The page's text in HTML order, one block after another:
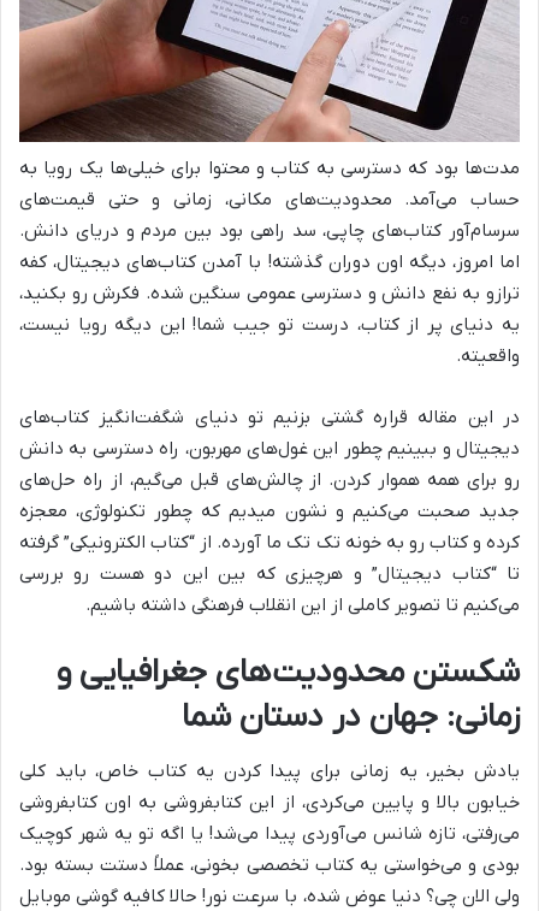
مدت‌ها بود که دسترسی به کتاب و محتوا برای خیلی‌ها یک رویا به
حساب می‌آمد. محدودیت‌های مکانی، زمانی و حتی قیمت‌های
سرسام‌آور کتاب‌های چاپی، سد راهی بود بین مردم و دریای دانش.
اما امروز، دیگه اون دوران گذشته! با آمدن کتاب‌های دیجیتال، کفه
ترازو به نفع دانش و دسترسی عمومی سنگین شده. فکرش رو بکنید،
یه دنیای پر از کتاب، درست تو جیب شما! این دیگه رویا نیست،
واقعیته.
در این مقاله قراره گشتی بزنیم تو دنیای شگفت‌انگیز کتاب‌های
دیجیتال و ببینیم چطور این غول‌های مهربون، راه دسترسی به دانش
رو برای همه هموار کردن. از چالش‌های قبل می‌گیم، از راه حل‌های
جدید صحبت می‌کنیم و نشون میدیم که چطور تکنولوژی، معجزه
کرده و کتاب رو به خونه تک تک ما آورده. از “کتاب الکترونیکی” گرفته
تا “کتاب دیجیتال” و هرچیزی که بین این دو هست رو بررسی
می‌کنیم تا تصویر کاملی از این انقلاب فرهنگی داشته باشیم.
شکستن محدودیت‌های جغرافیایی و
زمانی: جهان در دستان شما
یادش بخیر، یه زمانی برای پیدا کردن یه کتاب خاص، باید کلی
خیابون بالا و پایین می‌کردی، از این کتابفروشی به اون کتابفروشی
می‌رفتی، تازه شانس می‌آوردی پیدا می‌شد! یا اگه تو یه شهر کوچیک
بودی و می‌خواستی یه کتاب تخصصی بخونی، عملاً دستت بسته بود.
ولی الان چی؟ دنیا عوض شده، با سرعت نور! حالا کافیه گوشی موبایل